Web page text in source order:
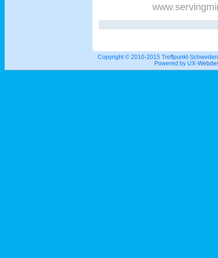
Copyright © 2010-2015 Treffpunkt-
Powered by UX-